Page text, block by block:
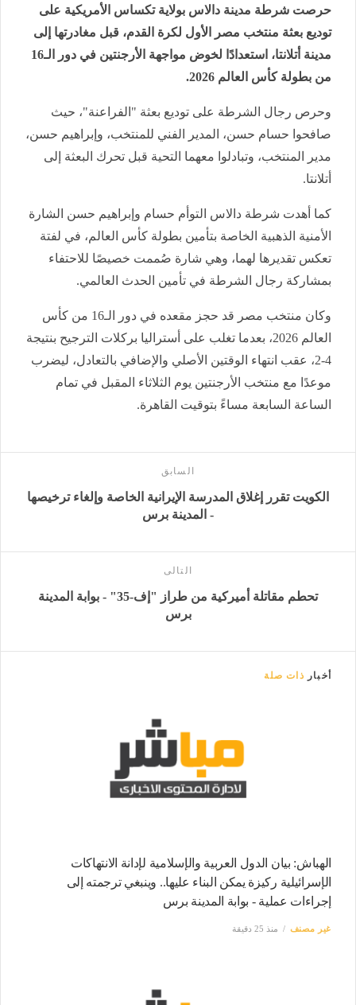
حرصت شرطة مدينة دالاس بولاية تكساس الأمريكية على
توديع بعثة منتخب مصر الأول لكرة القدم، قبل مغادرتها إلى
مدينة أتلانتا، استعدادًا لخوض مواجهة الأرجنتين في دور الـ16
من بطولة كأس العالم 2026.
وحرص رجال الشرطة على توديع بعثة "الفراعنة"، حيث
صافحوا حسام حسن، المدير الفني للمنتخب، وإبراهيم حسن،
مدير المنتخب، وتبادلوا معهما التحية قبل تحرك البعثة إلى
أتلانتا.
كما أهدت شرطة دالاس التوأم حسام وإبراهيم حسن الشارة
الأمنية الذهبية الخاصة بتأمين بطولة كأس العالم، في لفتة
تعكس تقديرها لهما، وهي شارة صُممت خصيصًا للاحتفاء
بمشاركة رجال الشرطة في تأمين الحدث العالمي.
وكان منتخب مصر قد حجز مقعده في دور الـ16 من كأس
العالم 2026، بعدما تغلب على أستراليا بركلات الترجيح بنتيجة
4-2، عقب انتهاء الوقتين الأصلي والإضافي بالتعادل، ليضرب
موعدًا مع منتخب الأرجنتين يوم الثلاثاء المقبل في تمام
الساعة السابعة مساءً بتوقيت القاهرة.
السابق
الكويت تقرر إغلاق المدرسة الإيرانية الخاصة وإلغاء ترخيصها
- المدينة برس
التالى
تحطم مقاتلة أميركية من طراز "إف-35" - بوابة المدينة
برس
أخبار ذات صلة
الهباش: بيان الدول العربية والإسلامية لإدانة الانتهاكات
الإسرائيلية ركيزة يمكن البناء عليها.. وينبغي ترجمته إلى
إجراءات عملية - بوابة المدينة برس
غير مصنف منذ 25 دقيقة